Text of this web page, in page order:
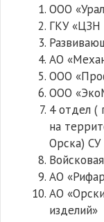
ООО
ГКУ «ЦЗН
АО
ООО
ООО
4 отдел (
на
Орска)
АО
АО
изделий»